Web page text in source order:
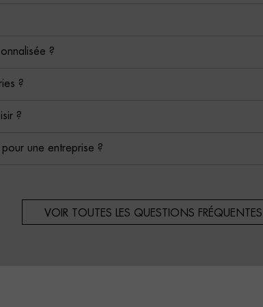
?
?
?
une entreprise ?
VOIR TOUTES LES QUESTIONS FRÉQUENTES